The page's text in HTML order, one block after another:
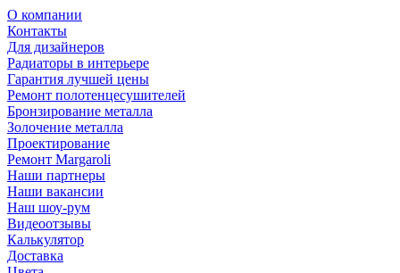
О компании
Контакты
Для дизайнеров
Радиаторы в интерьере
Гарантия лучшей цены
Ремонт полотенцесушителей
Бронзирование металла
Золочение металла
Проектирование
Ремонт Margaroli
Наши партнеры
Наши вакансии
Наш шоу-рум
Видеоотзывы
Калькулятор
Доставка